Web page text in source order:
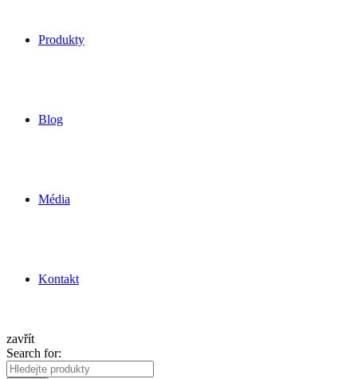
Produkty
Blog
Média
Kontakt
zavřít
Search for: